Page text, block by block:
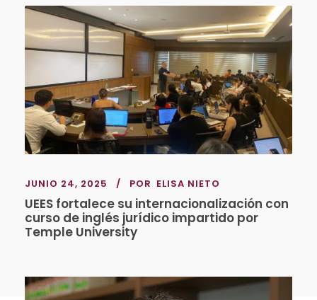
JUNIO 24, 2025 POR ELISA NIETO
UEES fortalece su internacionalización con
curso de inglés jurídico impartido por
Temple University